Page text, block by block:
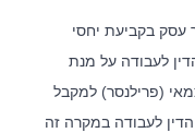
עסק בקביעת יחסי
לעבודה על מנת
(פרילנסר) למקבל
לעבודה במקרה זה